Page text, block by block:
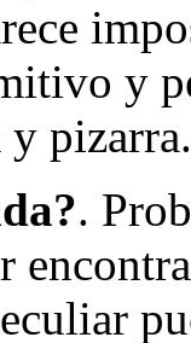
y
y pizarra.
.